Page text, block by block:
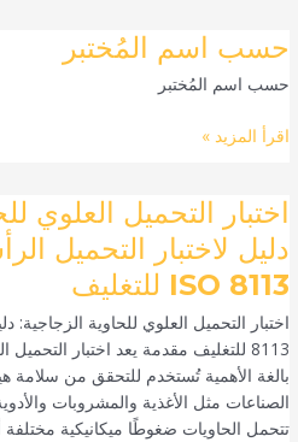
حسب اسم المُختبر
حسب اسم المُختبر
حسب
المُختبر
اقرأ المزيد »
اختبار التحميل العلوي
دليل لاختبار التحميل
ISO 8113 للتغليف
8113 للتغليف مقدمة يعد اختبار
بالغة الأهمية تُستخدم للتحقق من سلامة
الصناعات مثل الأغذية والمشروبات
تتحمل الحاويات ضغوطًا ميكانيكية مختلفة
اختبار
التحميل
العلوي
للحاوية
الزجاجية:
دليل
لاختبار
التحميل
الرأسي